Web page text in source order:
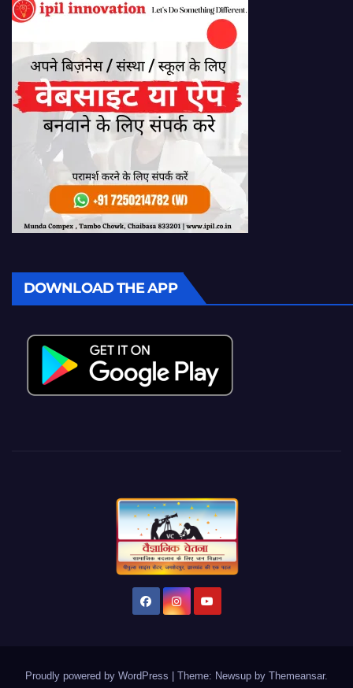
DOWNLOAD THE APP
Proudly powered by WordPress Theme: Newsup by Themeansar.